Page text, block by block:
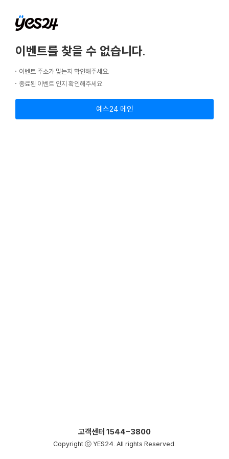
이벤트를 찾을 수 없습니다.
이벤트 주소가 맞는지 확인해주세요.
종료된 이벤트 인지 확인해주세요.
예스24 메인
고객센터 1544-3800
Copyright ⓒ YES24. All rights Reserved.